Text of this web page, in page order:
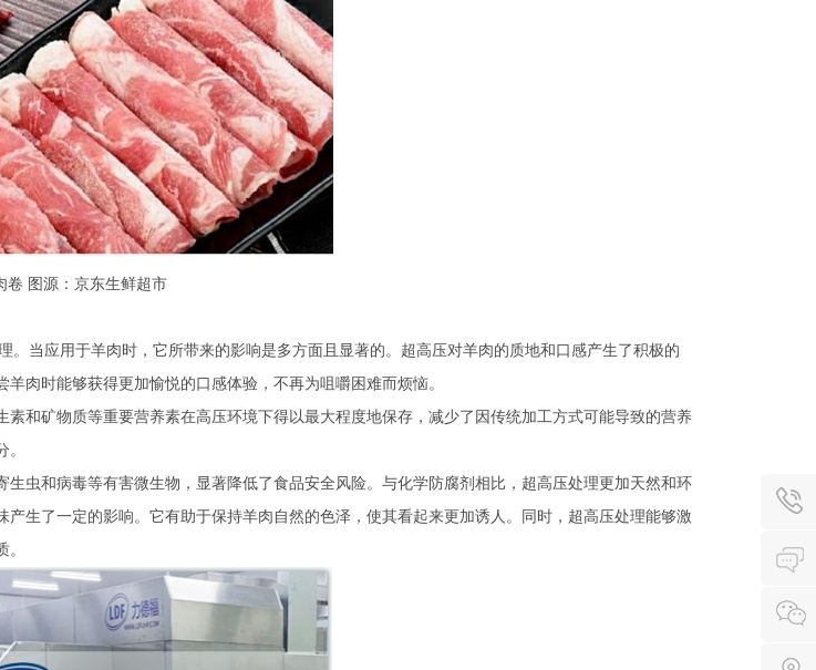
卷 图源：京东生鲜超市
。当应用于羊肉时，它所带来的影响是多方面且显著的。超高压对羊肉的质地和口感产生了积极的
肉时能够获得更加愉悦的口感体验，不再为咀嚼困难而烦恼。
和矿物质等重要营养素在高压环境下得以最大程度地保存，减少了因传统加工方式可能导致的营养
虫和病毒等有害微生物，显著降低了食品安全风险。与化学防腐剂相比，超高压处理更加天然和环
生了一定的影响。它有助于保持羊肉自然的色泽，使其看起来更加诱人。同时，超高压处理能够激